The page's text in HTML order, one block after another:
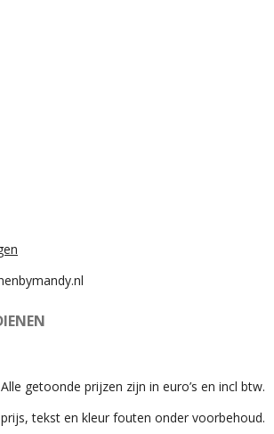
Alle getoonde prijzen zijn in euro’s en incl btw.
prijs, tekst en kleur fouten onder voorbehoud.